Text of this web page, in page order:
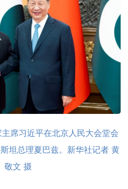
席习近平在北京人民大会堂会
坦总理夏巴兹。新华社记者 黄
敬文 摄